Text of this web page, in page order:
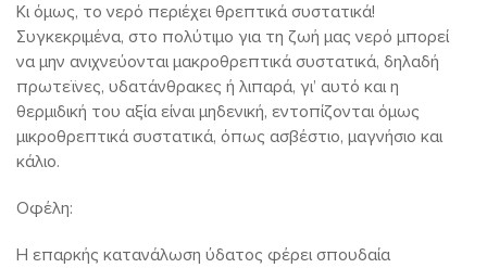
Κι όμως, το νερό περιέχει θρεπτικά συστατικά!
Συγκεκριμένα, στο πολύτιμο για τη ζωή μας νερό μπορεί
να μην ανιχνεύονται μακροθρεπτικά συστατικά, δηλαδή
πρωτεϊνες, υδατάνθρακες ή λιπαρά, γι’ αυτό και η
θερμιδική του αξία είναι μηδενική, εντοπίζονται όμως
μικροθρεπτικά συστατικά, όπως ασβέστιο, μαγνήσιο και
κάλιο.
Οφέλη:
Η επαρκής κατανάλωση ύδατος φέρει σπουδαία